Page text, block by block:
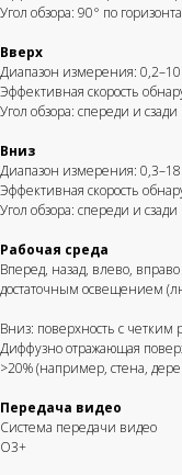
Угол обзора: 90° по
Вверх
Диапазон измерения:
Эффективная скорость
Угол обзора: спереди и
Вниз
Диапазон измерения:
Эффективная скорость
Угол обзора: спереди и
Рабочая среда
Вперед, назад, влево,
достаточным освещением
Вниз: поверхность с
Диффузно отражающая
>20% (например, стена,
Передача видео
Система передачи видео
О3+